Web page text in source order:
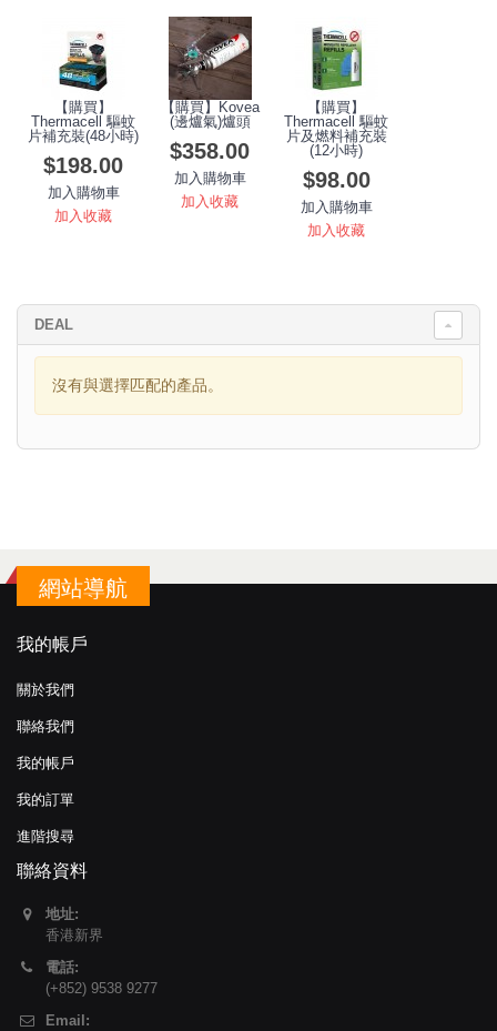
【購買】
Thermacell 驅蚊
片補充裝(48小時)
$198.00
加入購物車
加入收藏
【購買】Kovea
(邊爐氣)爐頭
$358.00
加入購物車
加入收藏
【購買】
Thermacell 驅蚊
片及燃料補充裝
(12小時)
$98.00
加入購物車
加入收藏
DEAL
沒有與選擇匹配的產品。
網站導航
我的帳戶
關於我們
聯絡我們
我的帳戶
我的訂單
進階搜尋
聯絡資料
地址:
香港新界
電話:
(+852) 9538 9277
Email: